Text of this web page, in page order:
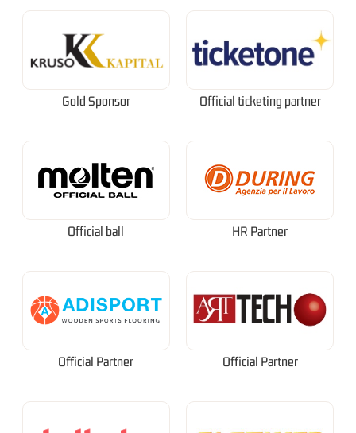
Gold Sponsor Official ticketing partner
Official ball HR Partner
Official Partner Official Partner